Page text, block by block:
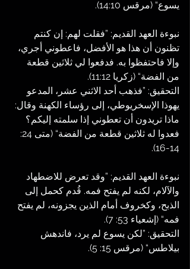
يسوع“ (مرقس 14:10).
نبوءة العهد القديم: ”فقلت لهم: إن كنتم
تظنون أن هذا هو الأفضل، فاعطوني أجري،
وإلا فاحتفظوا به. فدفعوا لي ثلاثين قطعة
من الفضة“ (زكريا 11:12).
التحقيق: ”فذهب أحد الاثني عشر، المدعو
يهوذا الإسخريوطي، إلى رؤساء الكهنة وقال:
ماذا تريدون أن تعطوني إذا سلمته إليكم؟
فعدوا له ثلاثين قطعة من الفضة“ (متى 24:
14-16).
نبوءة العهد القديم: ”وقد تعرض للاضطهاد
والآلام، لكنه لم يفتح فمه. قُدم كحمل إلى
الذبح، وكخروف أمام الذين يجزونه، لم يفتح
فمه“ (إشعياء 53: 7).
التحقيق: ”لكن يسوع لم يرد، فاندهش
بيلاطس“ (مرقس 15: 5).